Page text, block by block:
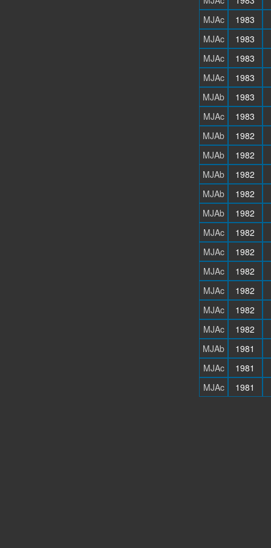
MJAc
1983
MJAc
1983
MJAc
1983
MJAc
1983
MJAb
1983
MJAc
1983
MJAb
1982
MJAb
1982
MJAb
1982
MJAb
1982
MJAb
1982
MJAc
1982
MJAc
1982
MJAc
1982
MJAc
1982
MJAc
1982
MJAc
1982
MJAb
1981
MJAc
1981
MJAc
1981